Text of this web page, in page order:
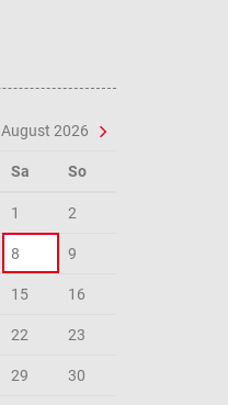
August 2026
Sa So
1 2
8 9
15 16
22 23
29 30